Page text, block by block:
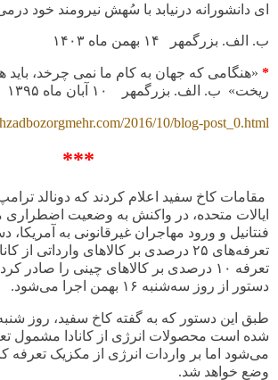
ای دانشورانه درنیابد با سُهش نیرومند خود
ب. الف. بزرگمهر ۱۴ بهمن ماه ۱۴۰۳
* «هنگامی که جهان به کام ما نمی چرخد، باید
ریخت» ب. الف. بزرگمهر ۱۰ آبان ماه ۱۳۹۵
2016/10/blog-post_0.html
***
مقامات کاخ سفید اعلام کردند که دونالد
ایالات متحده، در واکنش به وضعیت اضطراری
فنتانیل و ورود مهاجران غیرقانونی به آمریکا،
تعرفه‌های ۲۵ درصدی بر کالاهای وارداتی از
تعرفه‌ ۱۰ درصدی بر کالاهای چینی را صادر
دستور از روز سه‌شنبه ۱۶ بهمن اجرا می‌شود.
طبق این دستور که به گفته کاخ سفید، روز
شده است محصولات انرژی از کانادا مشمول
می‌شود اما بر واردات انرژی از مکزیک تعرفه
وضع خواهد شد.